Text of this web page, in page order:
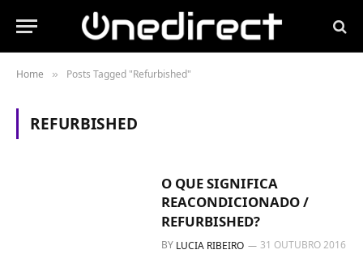
Home » Posts Tagged "Refurbished"
REFURBISHED
O QUE SIGNIFICA
REACONDICIONADO /
REFURBISHED?
BY LUCIA RIBEIRO 31 OUTUBRO 2016